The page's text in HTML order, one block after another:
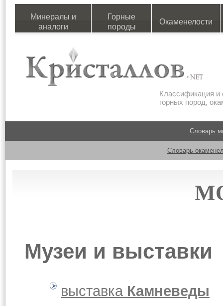
Минералы и
аналоги
Горные
породы
Окаменелости
Классификация и
горных пород,
Словарь
Словарь
Музеи и выставки
выставка Камневеды